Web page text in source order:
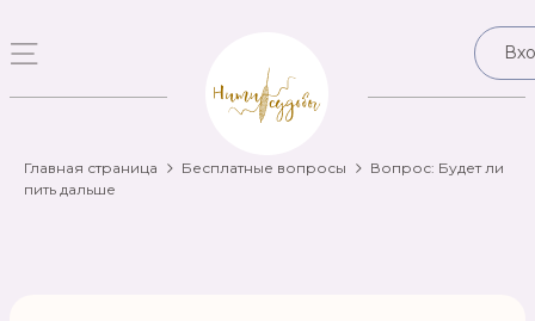
Главная страница Бесплатные вопросы
Вопрос: Будет ли
пить дальше